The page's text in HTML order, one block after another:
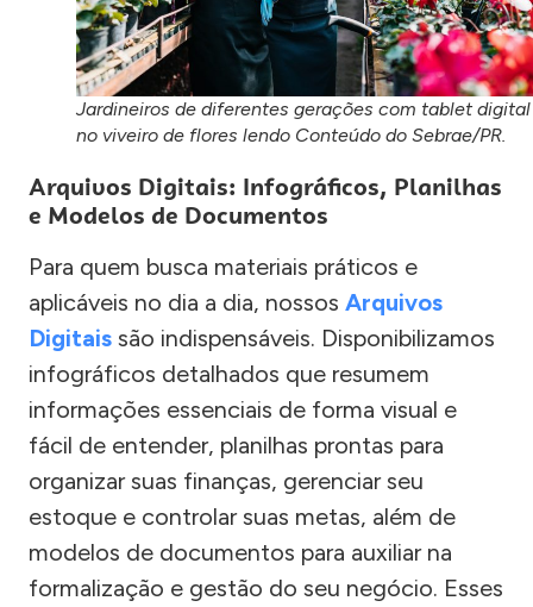
Jardineiros de diferentes gerações com tablet digital
no viveiro de flores lendo Conteúdo do Sebrae/PR.
Arquivos Digitais: Infográficos, Planilhas
e Modelos de Documentos
Para quem busca materiais práticos e
aplicáveis no dia a dia, nossos Arquivos
Digitais são indispensáveis. Disponibilizamos
infográficos detalhados que resumem
informações essenciais de forma visual e
fácil de entender, planilhas prontas para
organizar suas finanças, gerenciar seu
estoque e controlar suas metas, além de
modelos de documentos para auxiliar na
formalização e gestão do seu negócio. Esses